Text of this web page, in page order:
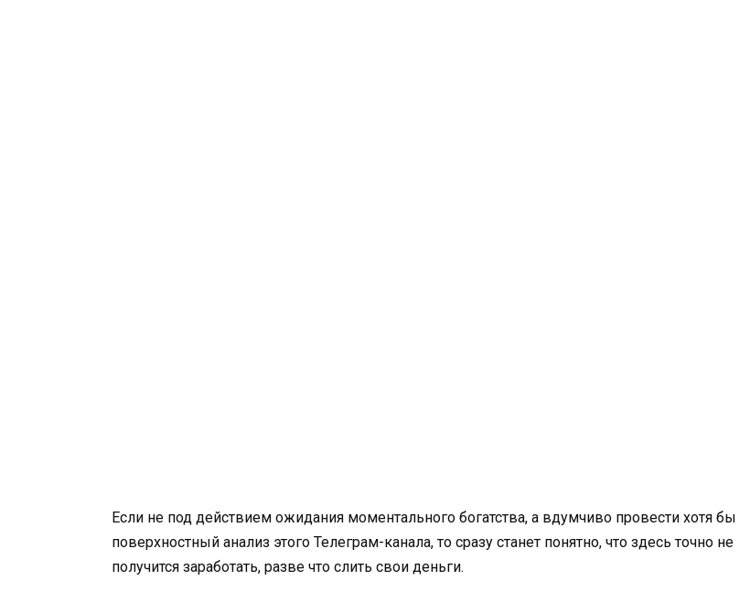
Если не под действием ожидания моментального богатства, а вдумчиво провести хотя бы
поверхностный анализ этого Телеграм-канала, то сразу станет понятно, что здесь точно не
получится заработать, разве что слить свои деньги.